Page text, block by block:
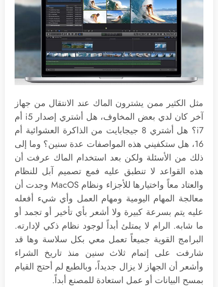
مثل الكثير ممن يشترون الماك عند الانتقال من جهاز
آخر كان لدي بعض المخاوف، هل أشتري إصدار i5 أم
i7؟ هل أشتري 8 جيجابايت من الذاكرة العشوائية أم
16، هل ستكفيني هذه المواصفات عدة سنين؟ وما إلى
ذلك من الأسئلة ولكن بعد استخدام الماك عرفت أن
هذه القواعد لا تنطبق عليه فمع تصميم آبل للنظام
والعتاد معاً واختيارها للأجزاء ونظام MacOS وجدت أن
معالجة المهام اليومية ومهام العمل وأي شيء أفعله
عليه يتم بسرعة كبيرة ولا أشعر بأي تأخير أو تجمد أو
ما شابه. الرام لا يمتلئ أبداً لوجود نظام ذكي لإدارته.
البرامج القوية جميعاً تعمل معي بكل سلاسة وها قد
شارفت على إتمام ثلاث سنين منذ تاريخ الشراء
وأشعر أن الجهاز لا يزال جديداً، وبالطبع لم أحتج القيام
بمسح البيانات أو عمل استعادة للمصنع أبداً.